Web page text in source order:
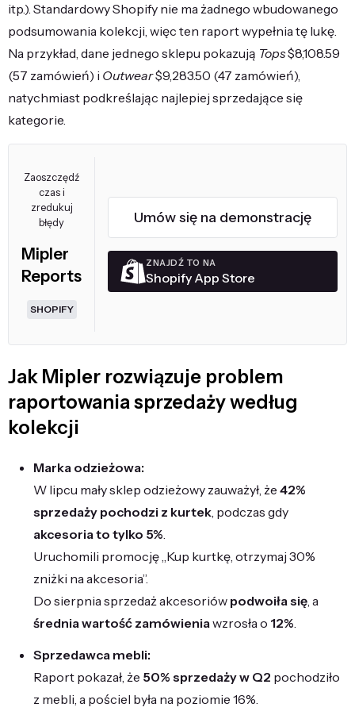
itp.). Standardowy Shopify nie ma żadnego wbudowanego
podsumowania kolekcji, więc ten raport wypełnia tę lukę.
Na przykład, dane jednego sklepu pokazują Tops$8,108.59
(57 zamówień) i Outwear$9,283.50 (47 zamówień),
natychmiast podkreślając najlepiej sprzedające się
kategorie.
Zaoszczędź
czas i
zredukuj
błędy
Mipler
Reports
SHOPIFY
Umów się na demonstrację
ZNAJDŹ TO NA
Shopify App Store
Jak Mipler rozwiązuje problem
raportowania sprzedaży według
kolekcji
Marka odzieżowa:
W lipcu mały sklep odzieżowy zauważył, że 42%
sprzedaży pochodzi z kurtek, podczas gdy
akcesoria to tylko 5%.
Uruchomili promocję „Kup kurtkę, otrzymaj 30%
zniżki na akcesoria”.
Do sierpnia sprzedaż akcesoriów podwoiła się, a
średnia wartość zamówieniawzrosła o 12%.
Sprzedawca mebli:
Raport pokazał, że 50% sprzedaży w Q2 pochodziło
z mebli, a pościel była na poziomie 16%.